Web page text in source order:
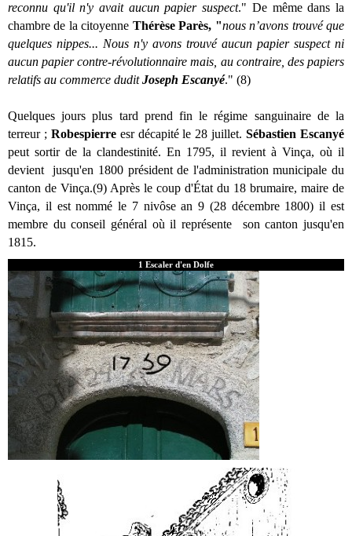
reconnu qu'il n'y avait aucun papier suspect." De même dans la
chambre de la citoyenne Thérèse Parès, "nous n’avons trouvé que
quelques nippes... Nous n'y avons trouvé aucun papier suspect ni
aucun papier contre-révolutionnaire mais, au contraire, des papiers
relatifs au commerce duditJoseph Escanyé." (8)
Quelques jours plus tard prend fin le régime sanguinaire de la
terreur ; Robespierre esr décapité le 28 juillet.Sébastien Escanyé
peut sortir de la clandestinité. En 1795, il revient à Vinça, où il
devient jusqu'en 1800 président de l'administration municipale du
canton de Vinça.(9) Après le coup d'État du 18 brumaire, maire de
Vinça, il est nommé le 7 nivôse an 9 (28 décembre 1800) il est
membre du conseil général où il représente son canton jusqu'en
1815.
1 Escaler d'en Dolfe